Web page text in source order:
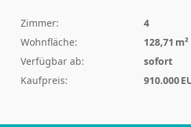
Zimmer:
4
Wohnfläche:
128,71 m²
Verfügbar ab:
sofort
Kaufpreis:
910.000